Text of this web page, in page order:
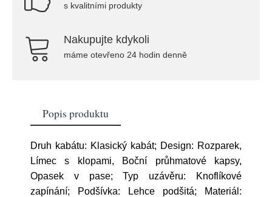
s kvalitními produkty
Nakupujte kdykoli
máme otevřeno 24 hodin denně
Popis produktu
Druh kabátu: Klasický kabát; Design: Rozparek,
Límec s klopami, Boční průhmatové kapsy,
Opasek v pase; Typ uzávěru: Knoflíkové
zapínání; Podšívka: Lehce podšitá; Materiál: